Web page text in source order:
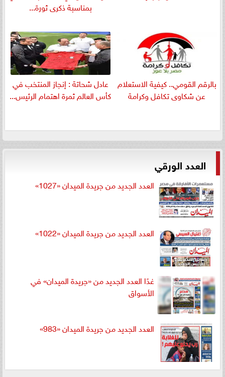
بمناسبة ذكرى ثورة...
بالرقم القومي.. كيفية الاستعلام
عن شكاوى تكافل وكرامة
عادل شحاتة : إنجاز المنتخب في
كأس العالم ثمرة اهتمام الرئيس...
العدد الورقي
العدد الجديد من جريدة الميدان «1027»
العدد الجديد من جريدة الميدان «1022»
غدًا العدد الجديد من «جريدة الميدان» في
الأسواق
العدد الجديد من جريدة الميدان «983»